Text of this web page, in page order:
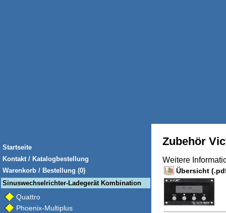
Startseite
Kontakt / Katalogbestellung
Warenkorb / Bestellung (0)
Sinuswechselrichter-Ladegerät Kombination
Quattro
Phoenix-Multiplus
Zubehör
Weitere
Übersicht